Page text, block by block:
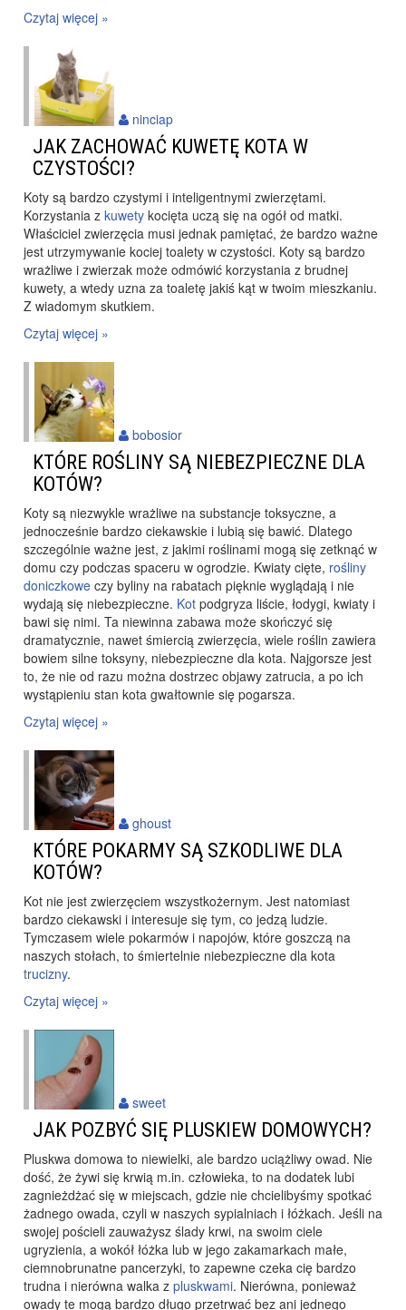
Czytaj więcej »
JAK ZACHOWAĆ KUWETĘ KOTA W
CZYSTOŚCI?
Koty są bardzo czystymi i inteligentnymi zwierzętami.
Korzystania z kuwety kocięta uczą się na ogół od matki.
Właściciel zwierzęcia musi jednak pamiętać, że bardzo ważne
jest utrzymywanie kociej toalety w czystości. Koty są bardzo
wrażliwe i zwierzak może odmówić korzystania z brudnej
kuwety, a wtedy uzna za toaletę jakiś kąt w twoim mieszkaniu.
Z wiadomym skutkiem.
Czytaj więcej »
ninciap
KTÓRE ROŚLINY SĄ NIEBEZPIECZNE DLA
KOTÓW?
Koty są niezwykle wrażliwe na substancje toksyczne, a
jednocześnie bardzo ciekawskie i lubią się bawić. Dlatego
szczególnie ważne jest, z jakimi roślinami mogą się zetknąć w
domu czy podczas spaceru w ogrodzie. Kwiaty cięte, rośliny
doniczkowe czy byliny na rabatach pięknie wyglądają i nie
wydają się niebezpieczne. Kot podgryza liście, łodygi, kwiaty i
bawi się nimi. Ta niewinna zabawa może skończyć się
dramatycznie, nawet śmiercią zwierzęcia, wiele roślin zawiera
bowiem silne toksyny, niebezpieczne dla kota. Najgorsze jest
to, że nie od razu można dostrzec objawy zatrucia, a po ich
wystąpieniu stan kota gwałtownie się pogarsza.
Czytaj więcej »
bobosior
KTÓRE POKARMY SĄ SZKODLIWE DLA
KOTÓW?
Kot nie jest zwierzęciem wszystkożernym. Jest natomiast
bardzo ciekawski i interesuje się tym, co jedzą ludzie.
Tymczasem wiele pokarmów i napojów, które goszczą na
naszych stołach, to śmiertelnie niebezpieczne dla kota
trucizny.
Czytaj więcej »
ghoust
JAK POZBYĆ SIĘ PLUSKIEW DOMOWYCH?
Pluskwa domowa to niewielki, ale bardzo uciążliwy owad. Nie
dość, że żywi się krwią m.in. człowieka, to na dodatek lubi
zagnieżdżać się w miejscach, gdzie nie chcielibyśmy spotkać
żadnego owada, czyli w naszych sypialniach i łóżkach. Jeśli na
swojej pościeli zauważysz ślady krwi, na swoim ciele
ugryzienia, a wokół łóżka lub w jego zakamarkach małe,
ciemnobrunatne pancerzyki, to zapewne czeka cię bardzo
trudna i nierówna walka z pluskwami. Nierówna, ponieważ
owady te mogą bardzo długo przetrwać bez ani jednego
sweet